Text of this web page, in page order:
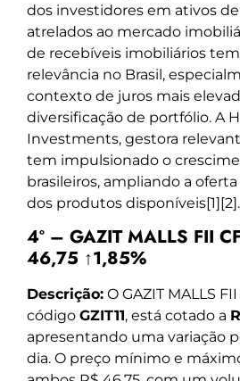
dos investidores em ativos
atrelados ao mercado
de recebíveis imobiliários
relevância no Brasil,
contexto de juros mais
diversificação de portfólio. A
Investments, gestora
tem impulsionado o
brasileiros, ampliando a
dos produtos disponíveis[1][2].
4º – GAZIT MALLS FII
46,75 ↑1,85%
Descrição: O GAZIT MALLS
código GZIT11, está cotado a
apresentando uma variação
dia. O preço mínimo e